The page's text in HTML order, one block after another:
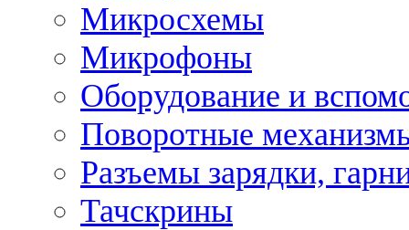
Микросхемы
Микрофоны
Оборудование и
Поворотные
Разъемы зарядки,
Тачскрины